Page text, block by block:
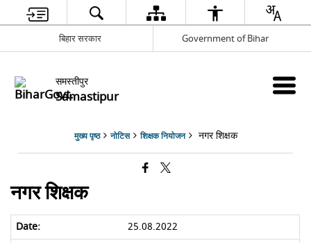
बिहार सरकार Government of Bihar
समस्तीपुर
Samastipur
मुख्य पृष्ठ नोटिस शिक्षक नियोजन नगर शिक्षक
नगर शिक्षक
25.08.2022